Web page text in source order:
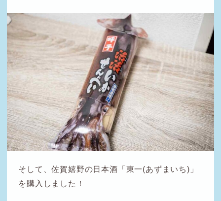
そして、佐賀嬉野の日本酒「東一(あずまいち)」
を購入しました！